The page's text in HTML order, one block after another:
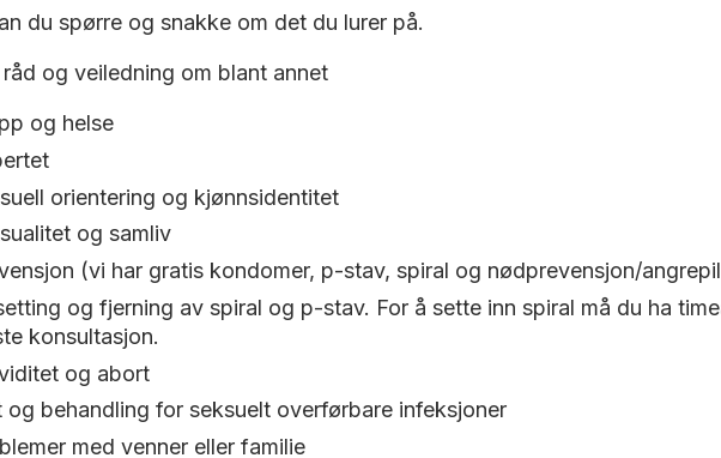
du spørre og snakke om det du lurer på.
og veiledning om blant annet
og helse
orientering og kjønnsidentitet
og samliv
(vi har gratis kondomer, p-stav, spiral og nødprevensjon/
og fjerning av spiral og p-stav. For å sette inn spiral må du ha
konsultasjon.
og abort
og behandling for seksuelt overførbare infeksjoner
med venner eller familie